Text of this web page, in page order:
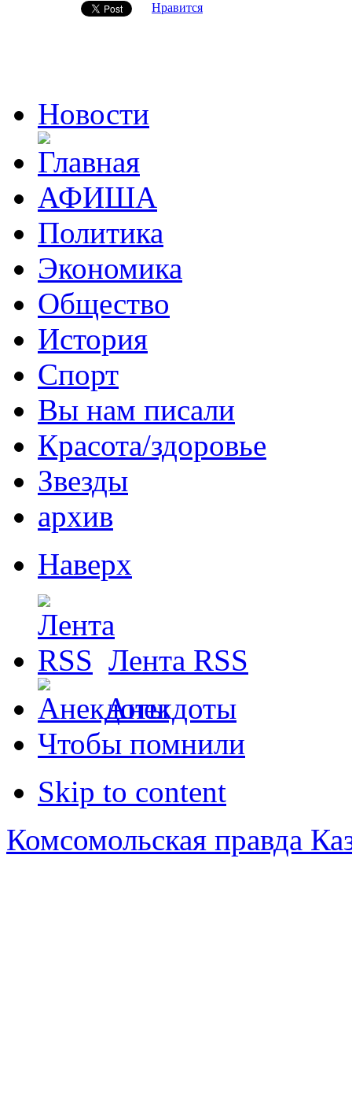
Нравится
Новости
АФИША
Политика
Экономика
Общество
История
Спорт
Вы нам писали
Красота/здоровье
Звезды
архив
Наверх
Лента RSS
Анекдоты
Чтобы помнили
Skip to content
Комсомольская правда